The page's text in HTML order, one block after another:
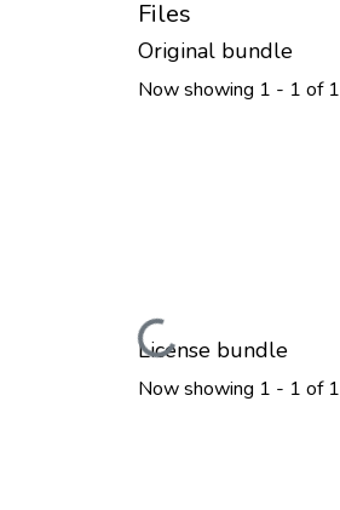
Files
Original bundle
Now showing 1 - 1 of 1
Loading...
License bundle
Now showing 1 - 1 of 1